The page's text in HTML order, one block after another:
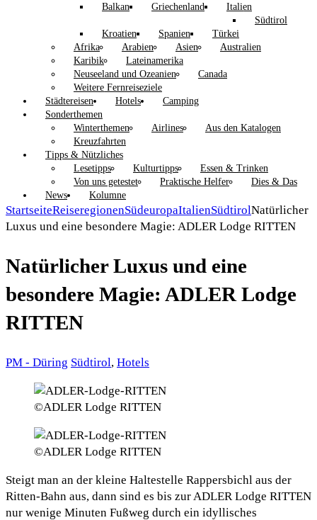
Balkan
Griechenland
Italien
Südtirol
Kroatien
Spanien
Türkei
Afrika
Arabien Asien
Australien
Karibik
Lateinamerika
Neuseeland und Ozeanien
Canada
Weitere Fernreiseziele
Städtereisen
Hotels
Camping
Sonderthemen
Winterthemen
Airlines
Aus den Katalogen
Kreuzfahrten
Tipps & Nützliches
Lesetipps
Kulturtipps
Essen & Trinken
Von uns getestet
Praktische Helfer
Dies & Das
News
Kolumne
StartseiteReiseregionenSüdeuropaItalienSüdtirolNatürlicher
Luxus und eine besondere Magie: ADLER Lodge RITTEN
Natürlicher Luxus und eine
besondere Magie: ADLER Lodge
RITTEN
PM - Düring Südtirol, Hotels
©ADLER Lodge RITTEN
©ADLER Lodge RITTEN
Steigt man an der kleine Haltestelle Rappersbichl aus der
Ritten-Bahn aus, dann sind es bis zur ADLER Lodge RITTEN
nur wenige Minuten Fußweg durch ein idyllisches